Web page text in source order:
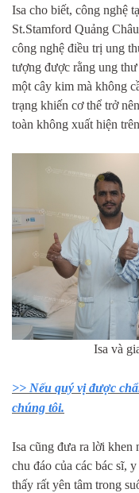
Isa cho biết, công nghệ
St.Stamford Quảng
công nghệ điều trị ung
tượng được rằng ung
một cây kim mà không
trạng khiến cơ thể trở
toàn không xuất hiện
Isa và
>> Nếu quý vị được
chúng tôi.
Isa cũng đưa ra lời khen
chu đáo của các bác sĩ,
thấy rất yên tâm trong